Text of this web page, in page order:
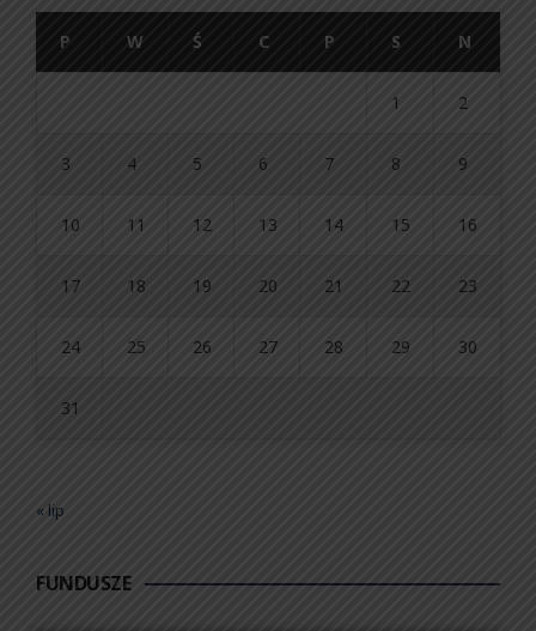
P W Ś C P S N
1 2
3 4 5 6 7 8 9
10 11 12 13 14 15 16
17 18 19 20 21 22 23
24 25 26 27 28 29 30
31
« lip
FUNDUSZE